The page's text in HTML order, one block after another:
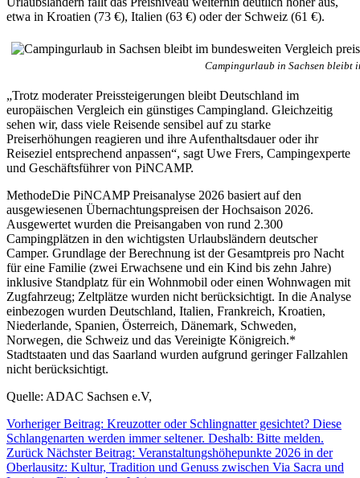
etwa in Kroatien (73 €), Italien (63 €) oder der Schweiz (61 €).
Campingurlaub in Sachsen bleibt
„Trotz moderater Preissteigerungen bleibt Deutschland im
europäischen Vergleich ein günstiges Campingland. Gleichzeitig
sehen wir, dass viele Reisende sensibel auf zu starke
Preiserhöhungen reagieren und ihre Aufenthaltsdauer oder ihr
Reiseziel entsprechend anpassen“, sagt Uwe Frers, Campingexperte
und Geschäftsführer von PiNCAMP.
MethodeDie PiNCAMP Preisanalyse 2026 basiert auf den
ausgewiesenen Übernachtungspreisen der Hochsaison 2026.
Ausgewertet wurden die Preisangaben von rund 2.300
Campingplätzen in den wichtigsten Urlaubsländern deutscher
Camper. Grundlage der Berechnung ist der Gesamtpreis pro Nacht
für eine Familie (zwei Erwachsene und ein Kind bis zehn Jahre)
inklusive Standplatz für ein Wohnmobil oder einen Wohnwagen mit
Zugfahrzeug; Zeltplätze wurden nicht berücksichtigt. In die Analyse
einbezogen wurden Deutschland, Italien, Frankreich, Kroatien,
Niederlande, Spanien, Österreich, Dänemark, Schweden,
Norwegen, die Schweiz und das Vereinigte Königreich.*
Stadtstaaten und das Saarland wurden aufgrund geringer Fallzahlen
nicht berücksichtigt.
Quelle: ADAC Sachsen e.V,
Vorheriger Beitrag: Kreuzotter oder Schlingnatter gesichtet? Diese
Schlangenarten werden immer seltener. Deshalb: Bitte melden.
Zurück Nächster Beitrag: Veranstaltungshöhepunkte 2026 in der
Oberlausitz: Kultur, Tradition und Genuss zwischen Via Sacra und